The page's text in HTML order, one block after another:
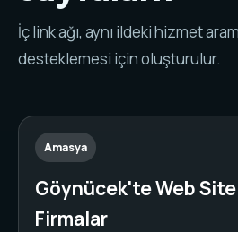
İç link ağı, aynı ildeki hizmet
desteklemesi için oluşturulur.
Amasya
Göynücek'te Web Site
Firmalar